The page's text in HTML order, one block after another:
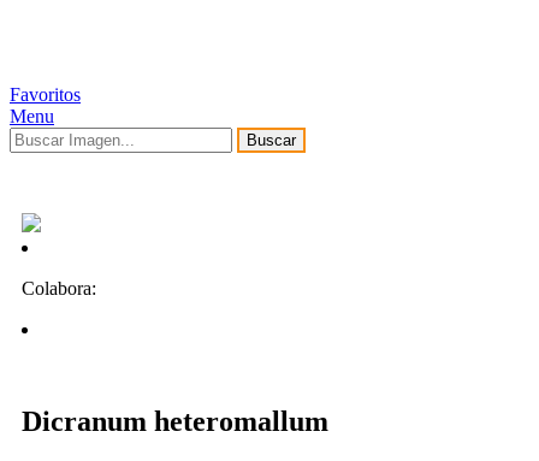
Favoritos
Menu
Buscar
Colabora:
Dicranum heteromallum